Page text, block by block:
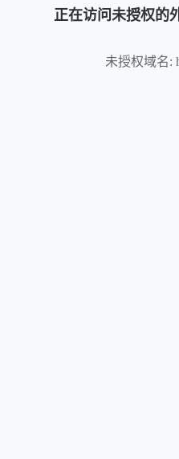
正在访问未授权的
未授权域名: